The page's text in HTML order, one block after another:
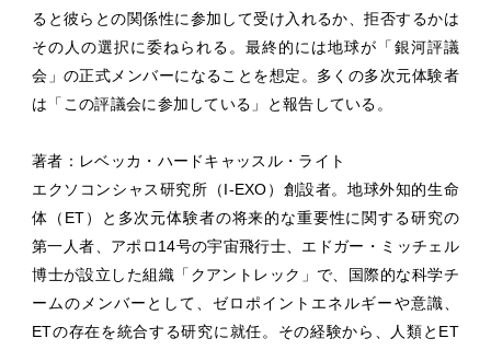
ると彼らとの関係性に参加して受け入れるか、拒否するかは
その人の選択に委ねられる。最終的には地球が「銀河評議
会」の正式メンバーになることを想定。多くの多次元体験者
は「この評議会に参加している」と報告している。
著者：レベッカ・ハードキャッスル・ライト
エクソコンシャス研究所（I-EXO）創設者。地球外知的生命
体（ET）と多次元体験者の将来的な重要性に関する研究の
第一人者、アポロ14号の宇宙飛行士、エドガー・ミッチェル
博士が設立した組織「クアントレック」で、国際的な科学チ
ームのメンバーとして、ゼロポイントエネルギーや意識、
ETの存在を統合する研究に就任。その経験から、人類とET